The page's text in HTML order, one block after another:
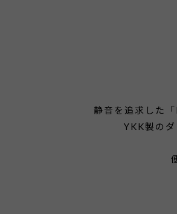
静音を追求した
YKK製の